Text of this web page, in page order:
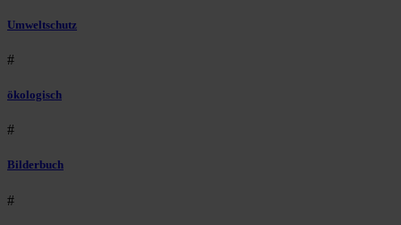
Umweltschutz
#
ökologisch
#
Bilderbuch
#